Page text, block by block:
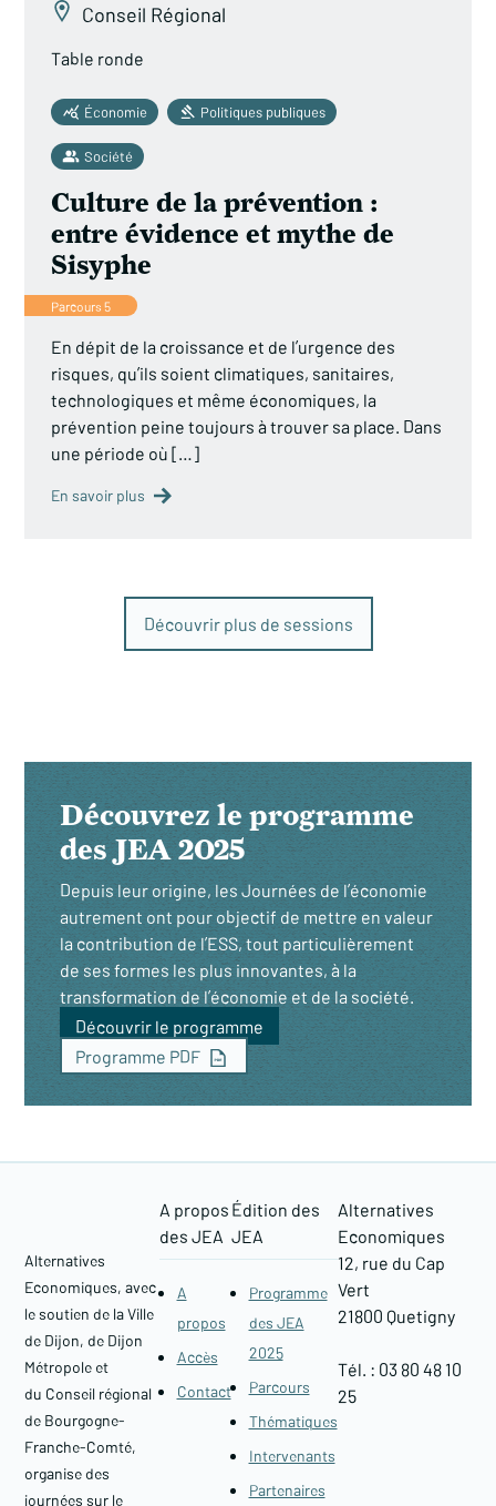
Conseil Régional
Table ronde
Économie Politiques publiques
Société
Culture de la prévention :
entre évidence et mythe de
Sisyphe
Parcours 5
En dépit de la croissance et de l’urgence des
risques, qu’ils soient climatiques, sanitaires,
technologiques et même économiques, la
prévention peine toujours à trouver sa place. Dans
une période où […]
En savoir plus
Découvrir plus de sessions
Découvrez le programme
des JEA 2025
Depuis leur origine, les Journées de l’économie
autrement ont pour objectif de mettre en valeur
la contribution de l’ESS, tout particulièrement
de ses formes les plus innovantes, à la
transformation de l’économie et de la société.
Découvrir le programme
Programme PDF
Alternatives
Economiques, avec
le soutien de la Ville
de Dijon, de Dijon
Métropole et
du Conseil régional
de Bourgogne-
Franche-Comté,
organise des
journées sur le
A propos
des JEA
A
propos
Accès
Contact
Édition des
JEA
Programme
des JEA
2025
Parcours
Thématiques
Intervenants
Partenaires
Alternatives
Economiques
12, rue du Cap
Vert
21800 Quetigny​
Tél. : 03 80 48 10
25